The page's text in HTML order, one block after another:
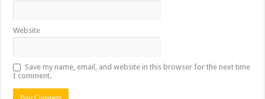
Website
Save my name, email, and website in this browser for the next time
I comment.